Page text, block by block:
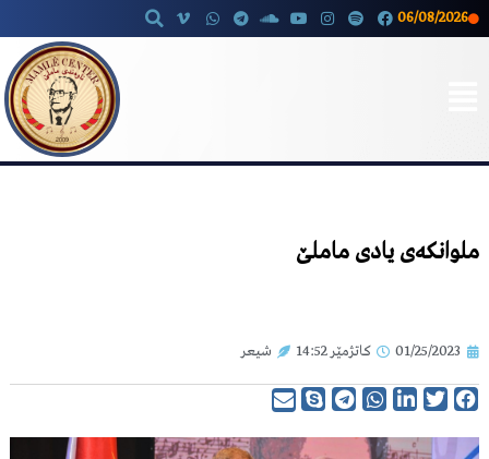
06/08/2026
ملوانكەی یادی ماملێ
01/25/2023 کاتژمێر 14:52 شیعر